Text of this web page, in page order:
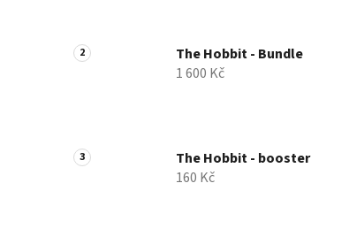
n
n
e
The Hobbit - Bundle
1 600 Kč
The Hobbit - booster
160 Kč